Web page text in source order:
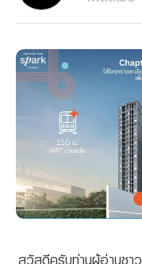
สวัสดีครับท่านผู้อ่านชาว